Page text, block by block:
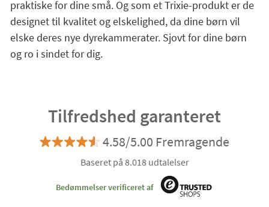
praktiske for dine små. Og som et Trixie-produkt er de
designet til kvalitet og elskelighed, da dine børn vil
elske deres nye dyrekammerater. Sjovt for dine børn
og ro i sindet for dig.
Tilfredshed garanteret
4.58/5.00 Fremragende
Baseret på 8.018 udtalelser
Bedømmelser verificeret af